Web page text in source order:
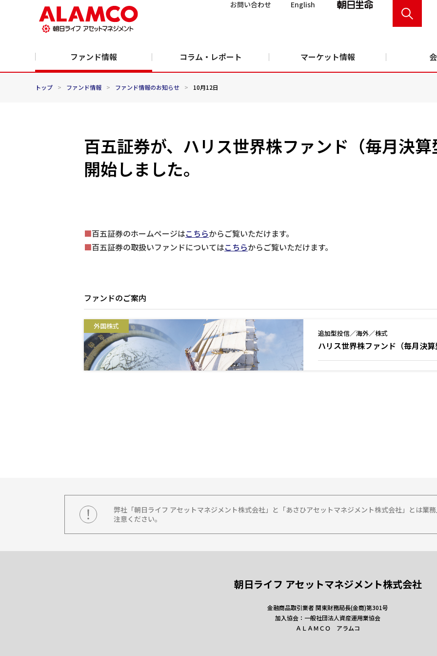
お問い合わせ English
ファンド情報 コラム・レポート マーケット情報
トップ > ファンド情報 > ファンド情報のお知らせ > 10月12日
百五証券が、ハリス世界株ファンド（毎月決
開始しました。
■百五証券のホームページはこちらからご覧いただけます。
■百五証券の取扱いファンドについてはこちらからご覧いただけます。
ファンドのご案内
外国株式
追加型投信／海外／株式
ハリス世界株ファンド（毎月決
弊社「朝日ライフ アセットマネジメント株式会社」と「あさひアセットマネジメント株式会社」とは業
注意ください。
朝日ライフ アセットマネジメント株式会社
金融商品取引業者 関東財務局長(金商)第301号
加入協会：一般社団法人資産運用業協会
ＡＬＡＭＣＯ アラムコ